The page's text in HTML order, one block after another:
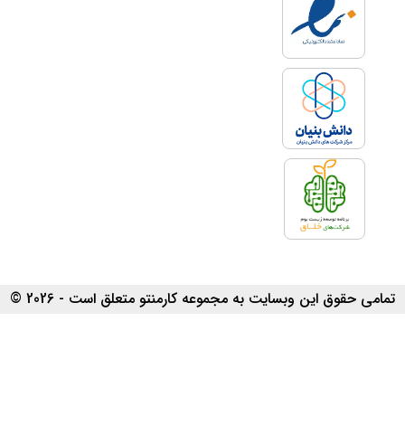
تمامی حقوق این وبسایت به مجموعه کارمنتو متعلق است - 2026 ©